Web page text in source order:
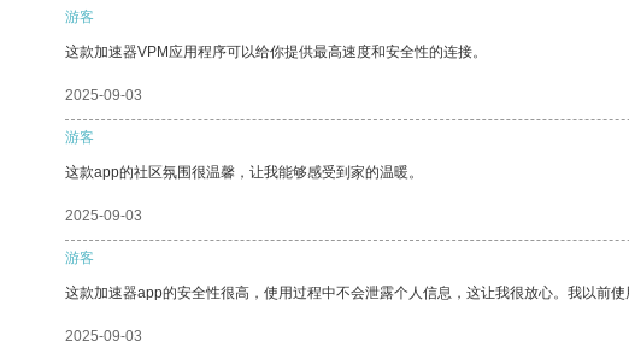
游客
这款加速器VPM应用程序可以给你提供最高速度和安全性的连接。
2025-09-03
游客
这款app的社区氛围很温馨，让我能够感受到家的温暖。
2025-09-03
游客
这款加速器app的安全性很高，使用过程中不会泄露个人信息，这让我很放心。我以前
2025-09-03